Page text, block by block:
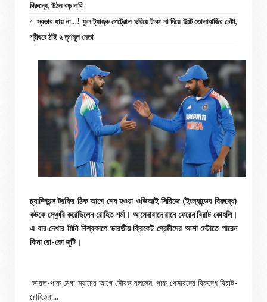
বিরুদ্ধে, উঠল বড় দাবি
স্বভাব যায় না…! ফুল ট্যাঙ্ক পেট্রোল ভরিয়ে টাকা না দিয়ে উল্টে তোলাবাজির চেষ্টা,
শ্রীঘরে ঠাঁই ২ তৃণমূল নেতা
চ্যাম্পিয়ন্স ট্রফির ঠিক আগে শেষ হওয়া ওডিআই সিরিজে (ইংল্যান্ডের বিরুদ্ধে)
কটকে সেঞ্চুরি করেছিলেন রোহিত শর্মা। আমেদাবাদে রানে ফেরেন বিরাট কোহলি।
এ বার দেখার মিনি বিশ্বকাপে ভারতীয় ক্রিকেট প্রেমীদের আশা মেটাতে পারেন
কিনা রো-কো জুটি।
ভারত-পাক মেগা ম্যাচের আগে সৌরভ বললেন, পাক পেসারদের বিরুদ্ধে বিরাট-
রোহিতরা...